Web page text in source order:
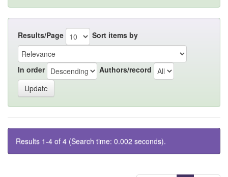
Results/Page Sort items by
In order Authors/record
Results 1-4 of 4 (Search time: 0.002 seconds).